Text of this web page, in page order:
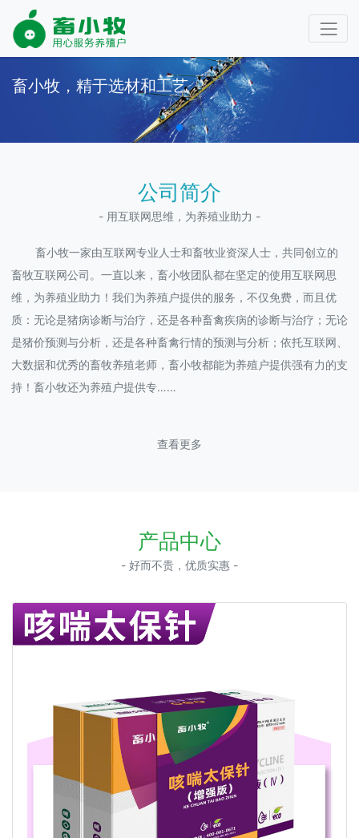
畜小牧，精于选材和工艺
公司简介
- 用互联网思维，为养殖业助力 -
畜小牧一家由互联网专业人士和畜牧业资深人士，共同创立的
畜牧互联网公司。一直以来，畜小牧团队都在坚定的使用互联网思
维，为养殖业助力！我们为养殖户提供的服务，不仅免费，而且优
质：无论是猪病诊断与治疗，还是各种畜禽疾病的诊断与治疗；无论
是猪价预测与分析，还是各种畜禽行情的预测与分析；依托互联网、
大数据和优秀的畜牧养殖老师，畜小牧都能为养殖户提供强有力的支
持！畜小牧还为养殖户提供专……
查看更多
产品中心
- 好而不贵，优质实惠 -